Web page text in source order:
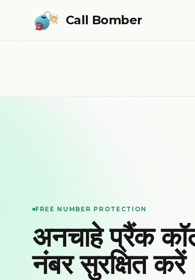
Call Bomber
FREE NUMBER PROTECTION
अनचाहे प्रैंक
नंबर सुरक्षित करें